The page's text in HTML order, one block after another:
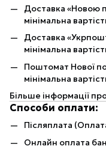
Доставка «Новою
мінімальна
Доставка
мінімальна
Поштомат Нової
мінімальна
Більше інформації
Способи оплати:
Післяплата
Онлайн оплата